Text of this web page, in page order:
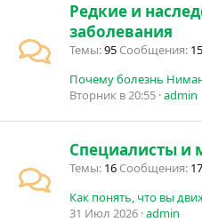
Редкие и
заболевания
Темы 95 Сообщения
Вторник в 20:55 admin
Специалисты и
Темы 16 Сообщения 17
Как понять, что вы
31 Июл 2026 admin